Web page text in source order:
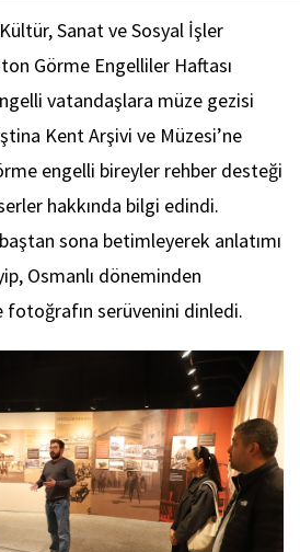
Sanat ve Sosyal İşler
Görme Engelliler Haftası
vatandaşlara müze gezisi
Kent Arşivi ve Müzesi’ne
engelli bireyler rehber desteği
hakkında bilgi edindi.
sona betimleyerek anlatımı
Osmanlı döneminden
fotoğrafın serüvenini dinledi.